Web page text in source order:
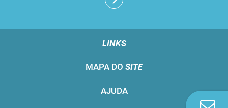
LINKS
MAPA DO SITE
AJUDA